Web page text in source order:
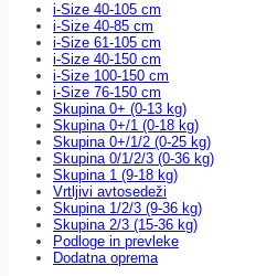
i-Size 40-105 cm
i-Size 40-85 cm
i-Size 61-105 cm
i-Size 40-150 cm
i-Size 100-150 cm
i-Size 76-150 cm
Skupina 0+ (0-13 kg)
Skupina 0+/1 (0-18 kg)
Skupina 0+/1/2 (0-25 kg)
Skupina 0/1/2/3 (0-36 kg)
Skupina 1 (9-18 kg)
Vrtljivi avtosedeži
Skupina 1/2/3 (9-36 kg)
Skupina 2/3 (15-36 kg)
Podloge in prevleke
Dodatna oprema